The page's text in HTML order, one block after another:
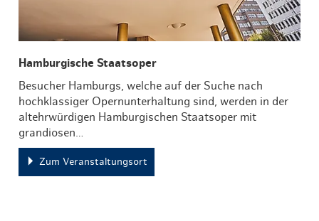
Hamburgische Staatsoper
Besucher Hamburgs, welche auf der Suche nach
hochklassiger Opernunterhaltung sind, werden in der
altehrwürdigen Hamburgischen Staatsoper mit
grandiosen…
Zum Veranstaltungsort